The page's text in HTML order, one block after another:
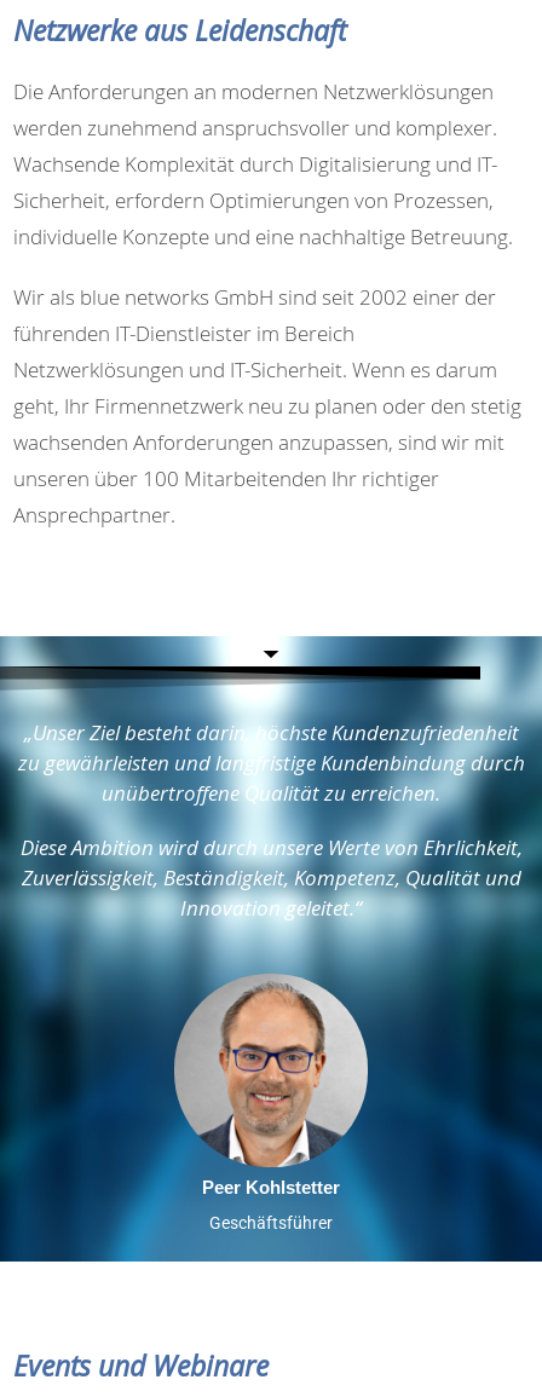
Netzwerke aus Leidenschaft
Die Anforderungen an modernen Netzwerklösungen
werden zunehmend anspruchsvoller und komplexer.
Wachsende Komplexität durch Digitalisierung und IT-
Sicherheit, erfordern Optimierungen von Prozessen,
individuelle Konzepte und eine nachhaltige Betreuung.
Wir als blue networks GmbH sind seit 2002 einer der
führenden IT-Dienstleister im Bereich
Netzwerklösungen und IT-Sicherheit. Wenn es darum
geht, Ihr Firmennetzwerk neu zu planen oder den stetig
wachsenden Anforderungen anzupassen, sind wir mit
unseren über 100 Mitarbeitenden Ihr richtiger
Ansprechpartner.
„Unser Ziel besteht darin, höchste Kundenzufriedenheit
zu gewährleisten und langfristige Kundenbindung durch
unübertroffene Qualität zu erreichen.
Diese Ambition wird durch unsere Werte von Ehrlichkeit,
Zuverlässigkeit, Beständigkeit, Kompetenz, Qualität und
Innovation geleitet.“
Peer Kohlstetter
Geschäftsführer
Events und Webinare